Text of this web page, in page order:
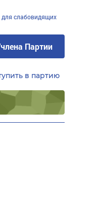
для слабовидящих
Партии
в партию